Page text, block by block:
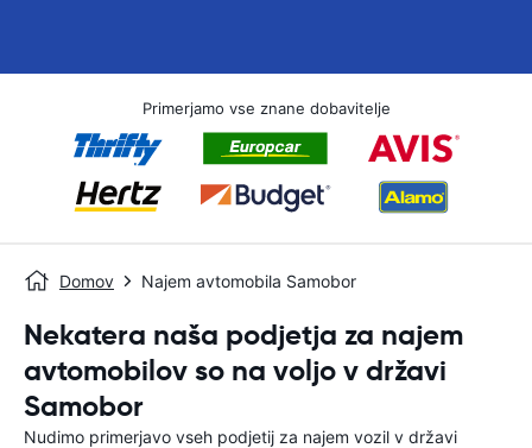
Primerjamo vse znane dobavitelje
Domov Najem avtomobila Samobor
Nekatera naša podjetja za najem
avtomobilov so na voljo v državi
Samobor
Nudimo primerjavo vseh podjetij za najem vozil v državi